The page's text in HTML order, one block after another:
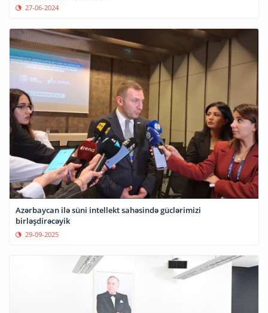
27-06-2024
Azərbaycan ilə süni intellekt sahəsində güclərimizi
birləşdirəcəyik
29-09-2025